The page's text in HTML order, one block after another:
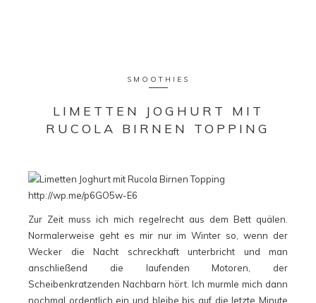
SMOOTHIES
LIMETTEN JOGHURT MIT
RUCOLA BIRNEN TOPPING
Zur Zeit muss ich mich regelrecht aus dem Bett quälen.
Normalerweise geht es mir nur im Winter so, wenn der
Wecker die Nacht schreckhaft unterbricht und man
anschließend die laufenden Motoren, der
Scheibenkratzenden Nachbarn hört. Ich murmle mich dann
nochmal ordentlich ein und bleibe bis auf die letzte Minute